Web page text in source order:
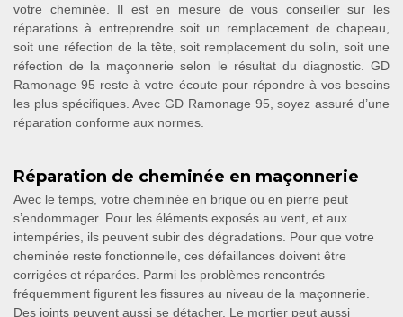
votre cheminée. Il est en mesure de vous conseiller sur les
réparations à entreprendre soit un remplacement de chapeau,
soit une réfection de la tête, soit remplacement du solin, soit une
réfection de la maçonnerie selon le résultat du diagnostic. GD
Ramonage 95 reste à votre écoute pour répondre à vos besoins
les plus spécifiques. Avec GD Ramonage 95, soyez assuré d’une
réparation conforme aux normes.
Réparation de cheminée en maçonnerie
Avec le temps, votre cheminée en brique ou en pierre peut
s’endommager. Pour les éléments exposés au vent, et aux
intempéries, ils peuvent subir des dégradations. Pour que votre
cheminée reste fonctionnelle, ces défaillances doivent être
corrigées et réparées. Parmi les problèmes rencontrés
fréquemment figurent les fissures au niveau de la maçonnerie.
Des joints peuvent aussi se détacher. Le mortier peut aussi